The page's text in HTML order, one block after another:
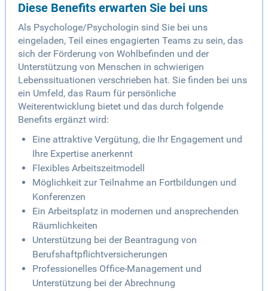
Diese Benefits erwarten Sie bei uns
Als Psychologe/Psychologin sind Sie bei uns
eingeladen, Teil eines engagierten Teams zu sein, das
sich der Förderung von Wohlbefinden und der
Unterstützung von Menschen in schwierigen
Lebenssituationen verschrieben hat. Sie finden bei uns
ein Umfeld, das Raum für persönliche
Weiterentwicklung bietet und das durch folgende
Benefits ergänzt wird:
Eine attraktive Vergütung, die Ihr Engagement und
Ihre Expertise anerkennt
Flexibles Arbeitszeitmodell
Möglichkeit zur Teilnahme an Fortbildungen und
Konferenzen
Ein Arbeitsplatz in modernen und ansprechenden
Räumlichkeiten
Unterstützung bei der Beantragung von
Berufshaftpflichtversicherungen
Professionelles Office-Management und
Unterstützung bei der Abrechnung